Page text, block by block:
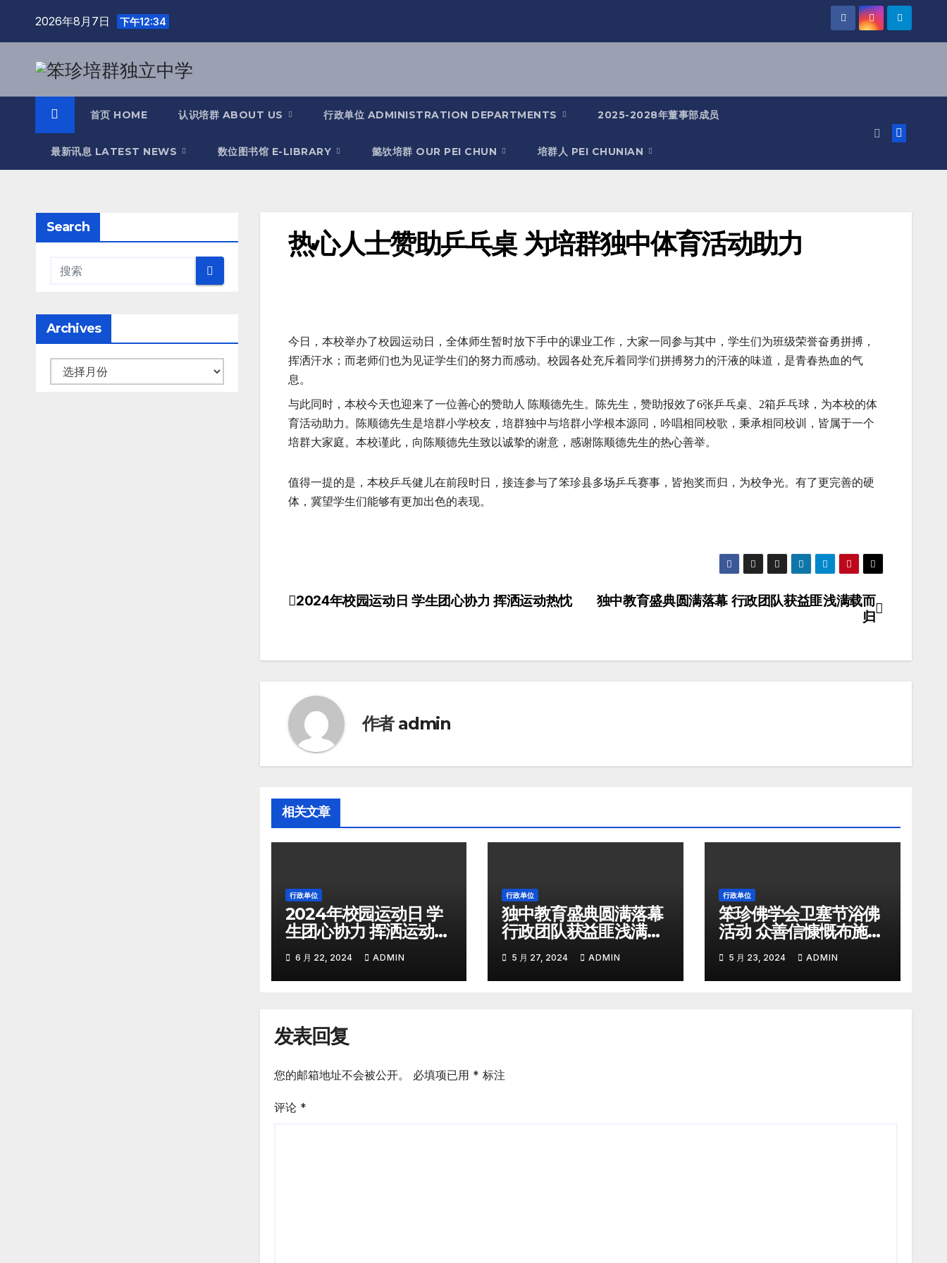
2026年8月7日 下午12:34
首页 HOME 认识培群 ABOUT US 行政单位 ADMINISTRATION DEPARTMENTS 2025-2028年董事部成员
最新讯息 LATEST NEWS 数位图书馆 E-LIBRARY 懿欤培群 OUR PEI CHUN 培群人 PEI CHUNIAN
Search
Archives
热心人士赞助乒乓桌 为培群独中体育活动助力
今日，本校举办了校园运动日，全体师生暂时放下手中的课业工作，大家一同参与其中，学生们为班级荣誉奋勇拼搏，
挥洒汗水；而老师们也为见证学生们的努力而感动。校园各处充斥着同学们拼搏努力的汗液的味道，是青春热血的气
息。
与此同时，本校今天也迎来了一位善心的赞助人 陈顺德先生。陈先生，赞助报效了6张乒乓桌、2箱乒乓球，为本校的体
育活动助力。陈顺德先生是培群小学校友，培群独中与培群小学根本源同，吟唱相同校歌，秉承相同校训，皆属于一个
培群大家庭。本校谨此，向陈顺德先生致以诚挚的谢意，感谢陈顺德先生的热心善举。
值得一提的是，本校乒乓健儿在前段时日，接连参与了笨珍县多场乒乓赛事，皆抱奖而归，为校争光。有了更完善的硬
体，冀望学生们能够有更加出色的表现。
独中教育盛典圆满落幕 行政团队获益匪浅满载而
归
2024年校园运动日 学生团心协力 挥洒运动热忱
作者 admin
相关文章
行政单位
2024年校园运动日 学
生团心协力 挥洒运动热
6 月 22, 2024 ADMIN
行政单位
独中教育盛典圆满落幕
行政团队获益匪浅满载
而归
5 月 27, 2024 ADMIN
行政单位
笨珍佛学会卫塞节浴佛
活动 众善信慷慨布施筹
集RM3300 捐献笨珍
培群独中清寒子弟助学
金
5 月 23, 2024 ADMIN
发表回复
您的邮箱地址不会被公开。 必填项已用 * 标注
评论 *